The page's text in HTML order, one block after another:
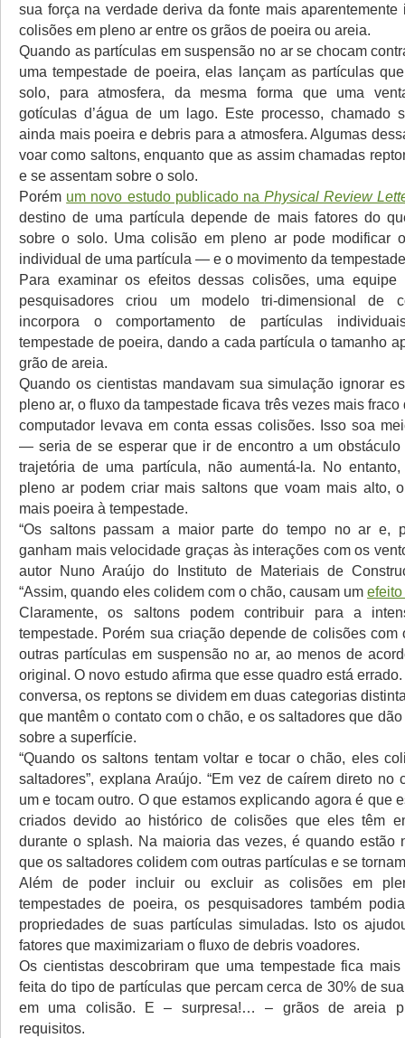
sua força na verdade deriva da fonte mais aparentemente
colisões em pleno ar entre os grãos de poeira ou areia.
Quando as partículas em suspensão no ar se chocam
uma tempestade de poeira, elas lançam as partículas
solo, para atmosfera, da mesma forma que uma
gotículas d’água de um lago. Este processo, chamado
ainda mais poeira e debris para a atmosfera. Algumas
voar como saltons, enquanto que as assim chamadas
e se assentam sobre o solo.
Porém um novo estudo publicado naPhysical Review
destino de uma partícula depende de mais fatores do
sobre o solo. Uma colisão em pleno ar pode modificar
individual de uma partícula — e o movimento da
Para examinar os efeitos dessas colisões, uma equipe
pesquisadores criou um modelo tri-dimensional de
incorpora o comportamento de partículas
tempestade de poeira, dando a cada partícula o tamanho
grão de areia.
Quando os cientistas mandavam sua simulação ignorar
pleno ar, o fluxo da tampestade ficava três vezes mais
computador levava em conta essas colisões. Isso soa
— seria de se esperar que ir de encontro a um obstáculo
trajetória de uma partícula, não aumentá-la. No
pleno ar podem criar mais saltons que voam mais alto,
mais poeira à tempestade.
“Os saltons passam a maior parte do tempo no ar e,
ganham mais velocidade graças às interações com os
autor Nuno Araújo do Instituto de Materiais de
“Assim, quando eles colidem com o chão, causam um
Claramente, os saltons podem contribuir para a
tempestade. Porém sua criação depende de colisões com
outras partículas em suspensão no ar, ao menos de
original. O novo estudo afirma que esse quadro está
conversa, os reptons se dividem em duas categorias
que mantêm o contato com o chão, e os saltadores que
sobre a superfície.
“Quando os saltons tentam voltar e tocar o chão, eles
saltadores”, explana Araújo. “Em vez de caírem direto no
um e tocam outro. O que estamos explicando agora é que
criados devido ao histórico de colisões que eles têm
durante o splash. Na maioria das vezes, é quando estão
que os saltadores colidem com outras partículas e se
Além de poder incluir ou excluir as colisões em
tempestades de poeira, os pesquisadores também
propriedades de suas partículas simuladas. Isto os
fatores que maximizariam o fluxo de debris voadores.
Os cientistas descobriram que uma tempestade fica
feita do tipo de partículas que percam cerca de 30% de
em uma colisão. E – surpresa!… – grãos de areia
requisitos.